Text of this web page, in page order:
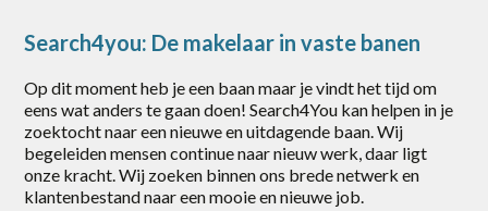
Search4you: De makelaar in vaste banen
Op dit moment heb je een baan maar je vindt het tijd om
eens wat anders te gaan doen! Search4You kan helpen in je
zoektocht naar een nieuwe en uitdagende baan. Wij
begeleiden mensen continue naar nieuw werk, daar ligt
onze kracht. Wij zoeken binnen ons brede netwerk en
klantenbestand naar een mooie en nieuwe job.
Vianen
Zwolle
category
Logistiek / Transport